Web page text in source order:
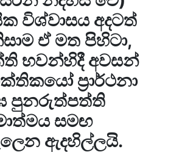
විශ්වාසය අදටත්
ඒ මත පිහිටා,
භවන්හිදී අවසන්
ප්‍රාර්ථනා
පුනරුත්පත්ති
සමඟ
ඇදහිල්ලයි.